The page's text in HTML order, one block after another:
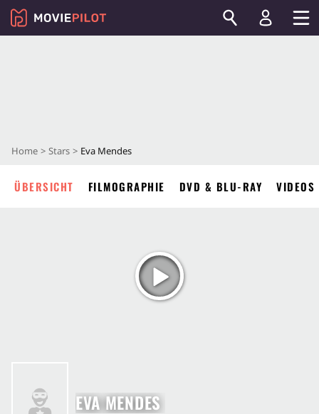
Home Stars Eva Mendes
ÜBERSICHT FILMOGRAPHIE DVD & BLU-RAY VIDEOS
EVA MENDES